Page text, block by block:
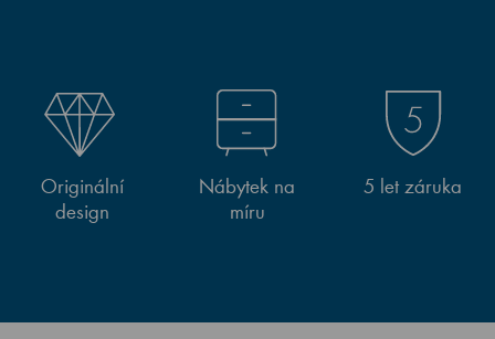
Originální
design
Nábytek na
míru
5 let záruka